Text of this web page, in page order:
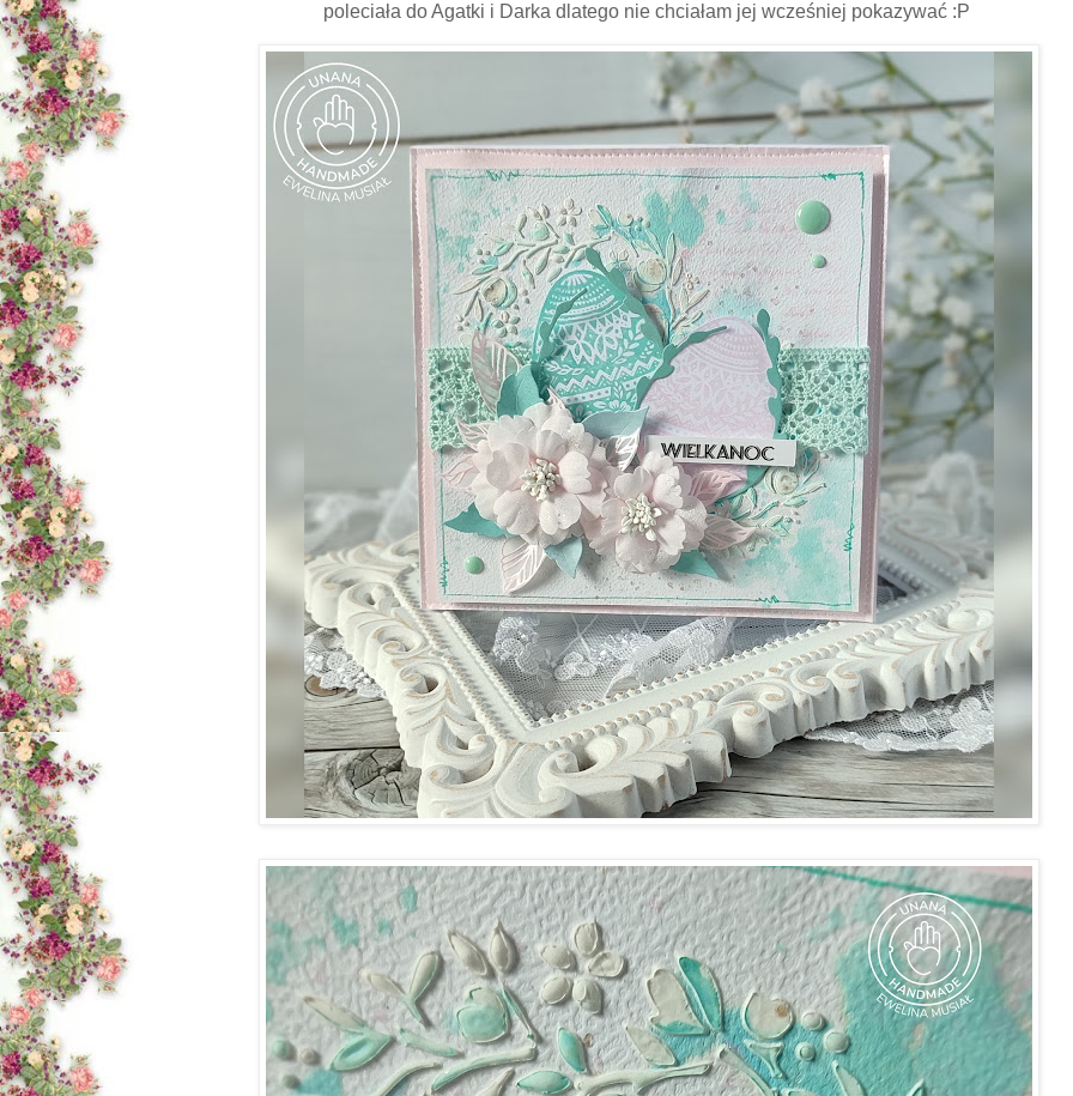
poleciała do Agatki i Darka dlatego nie chciałam jej wcześniej pokazywać :P